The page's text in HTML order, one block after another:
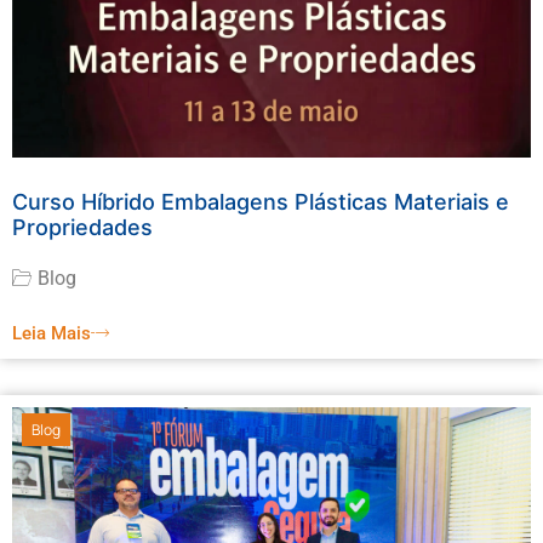
Curso Híbrido Embalagens Plásticas Materiais e
Propriedades
Blog
Leia Mais
Blog